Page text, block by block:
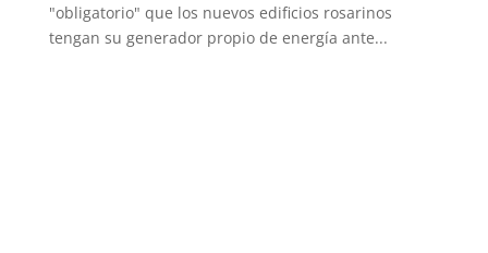
"obligatorio" que los nuevos edificios rosarinos
tengan su generador propio de energía ante...